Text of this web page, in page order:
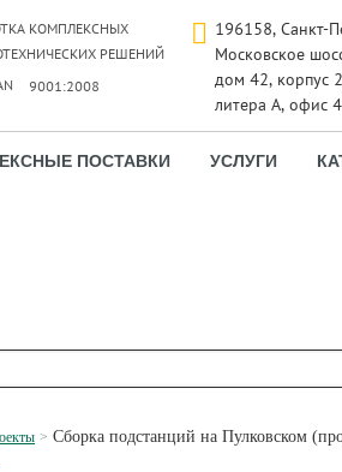
КОМПЛЕКСНЫХ
РЕШЕНИЙ
9001:2008
196158, Санкт-
Московское
дом 42, корпус
литера А, офис
ПОСТАВКИ УСЛУГИ
Сборка подстанций на Пулковском